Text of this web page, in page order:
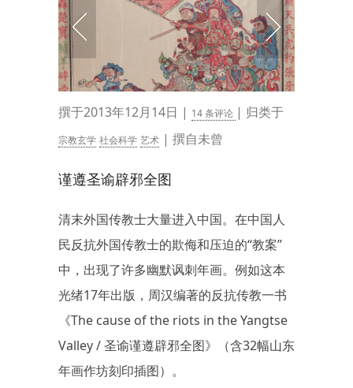
撰于2013年12月14日 | 14 条评论 | 归类于
宗教玄学 社会科学 艺术 | 撰自未曾
谨遵圣谕辟邪全图
清末外国传教士大量进入中国。在中国人
民反抗外国传教士的欺侮和压迫的“教案”
中，出现了许多幽默讽刺年画。例如这本
光绪17年出版，周汉编著的反抗传教一书
《The cause of the riots in the Yangtse
Valley / 圣谕谨遵辟邪全图》（含32幅山东
年画作坊刻印插图）。